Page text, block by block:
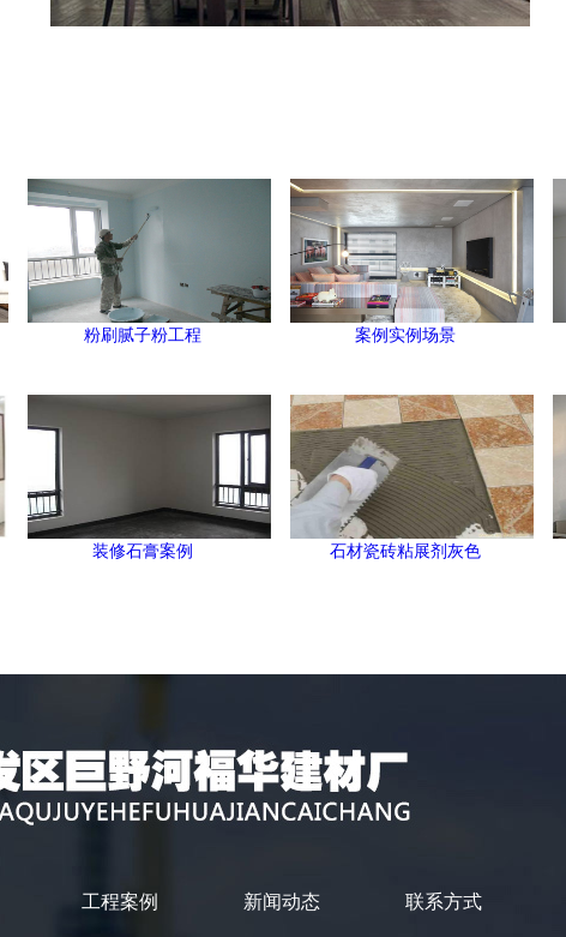
粉刷腻子粉工程 案例实例场景
装修石膏案例 石材瓷砖粘展剂灰色
工程案例 新闻动态 联系方式